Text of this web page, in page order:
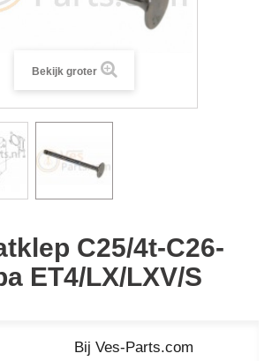
Bekijk groter
C25/4t-C26-
ET4/LX/LXV/S
Bij Ves-Parts.com